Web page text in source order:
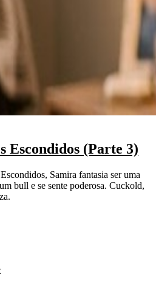
Escondidos (Parte 3)
Samira fantasia ser uma
bull e se sente poderosa. Cuckold,